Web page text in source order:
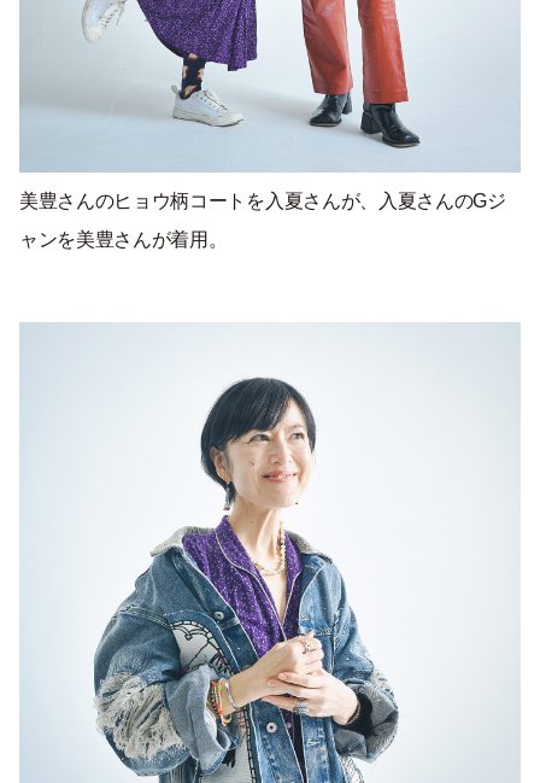
美豊さんのヒョウ柄コートを入夏さんが、入夏さんのGジ
ャンを美豊さんが着用。